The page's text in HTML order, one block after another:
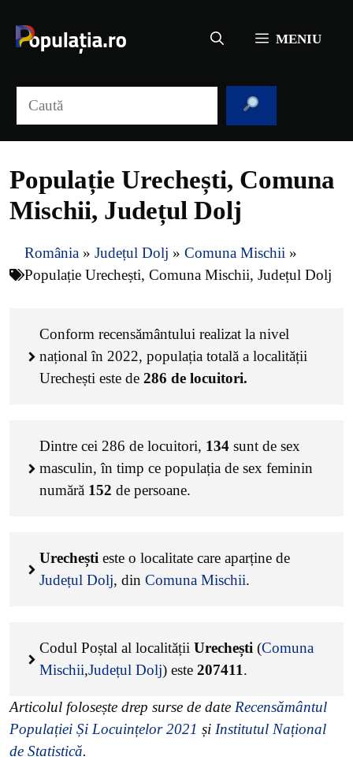
conținut
MENIU
Populație Urechești, Comuna
Mischii, Județul Dolj
România » Județul Dolj » Comuna Mischii »
Populație Urechești, Comuna Mischii, Județul Dolj
Conform recensământului realizat la nivel
național în 2022, populația totală a localității
Urechești este de 286 de locuitori.
Dintre cei 286 de locuitori, 134 sunt de sex
masculin, în timp ce populația de sex feminin
numără 152 de persoane.
Urechești este o localitate care aparține de
Județul Dolj, din Comuna Mischii.
Codul Poștal al localității Urechești (Comuna
Mischii,Județul Dolj) este 207411.
Articolul folosește drep surse de date Recensământul
Populației Și Locuințelor 2021 și Institutul Național
de Statistică.